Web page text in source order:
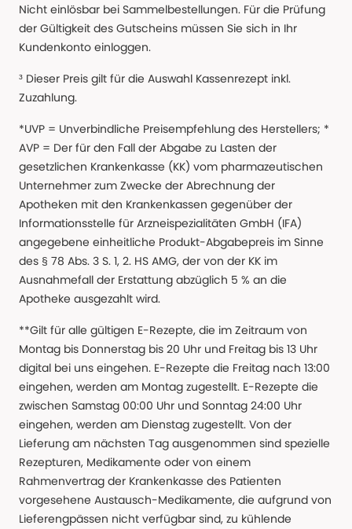
Nicht einlösbar bei Sammelbestellungen. Für die Prüfung
der Gültigkeit des Gutscheins müssen Sie sich in Ihr
Kundenkonto einloggen.
³ Dieser Preis gilt für die Auswahl Kassenrezept inkl.
Zuzahlung.
*UVP = Unverbindliche Preisempfehlung des Herstellers; *
AVP = Der für den Fall der Abgabe zu Lasten der
gesetzlichen Krankenkasse (KK) vom pharmazeutischen
Unternehmer zum Zwecke der Abrechnung der
Apotheken mit den Krankenkassen gegenüber der
Informationsstelle für Arzneispezialitäten GmbH (IFA)
angegebene einheitliche Produkt-Abgabepreis im Sinne
des § 78 Abs. 3 S. 1, 2. HS AMG, der von der KK im
Ausnahmefall der Erstattung abzüglich 5 % an die
Apotheke ausgezahlt wird.
**Gilt für alle gültigen E-Rezepte, die im Zeitraum von
Montag bis Donnerstag bis 20 Uhr und Freitag bis 13 Uhr
digital bei uns eingehen. E-Rezepte die Freitag nach 13:00
eingehen, werden am Montag zugestellt. E-Rezepte die
zwischen Samstag 00:00 Uhr und Sonntag 24:00 Uhr
eingehen, werden am Dienstag zugestellt. Von der
Lieferung am nächsten Tag ausgenommen sind spezielle
Rezepturen, Medikamente oder von einem
Rahmenvertrag der Krankenkasse des Patienten
vorgesehene Austausch-Medikamente, die aufgrund von
Lieferengpässen nicht verfügbar sind, zu kühlende